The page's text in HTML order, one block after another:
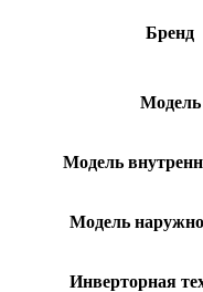
Бренд
Модель
Модель
Модель
Инверторная